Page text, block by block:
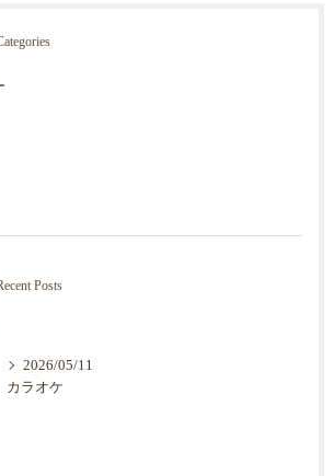
Posts
2026/05/11
カラオケ